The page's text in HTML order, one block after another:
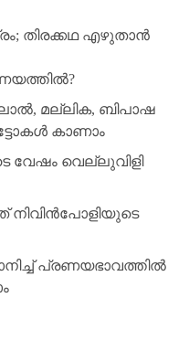
തിരക്കഥ എഴുതാന്‍
മല്ലിക, ബിപാഷ
കാണാം
വെല്ലുവിളി
നിവിന്‍പോളിയുടെ
പ്രണയഭാവത്തില്‍